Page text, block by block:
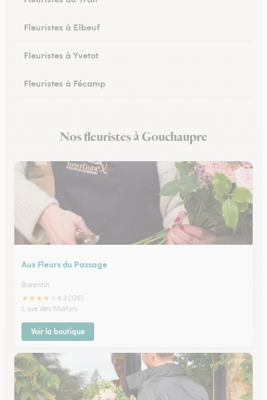
Fleuristes à Elbeuf
Fleuristes à Yvetot
Fleuristes à Fécamp
Fleuristes à Canteleu
Nos fleuristes à Gouchaupre
Aux Fleurs du Passage
Barentin
★★★★
4.3 (126)
1, rue des Martyrs
Voir la boutique